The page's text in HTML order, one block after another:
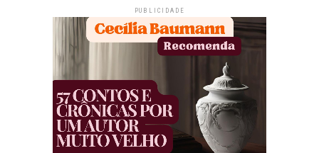
PUBLICIDADE